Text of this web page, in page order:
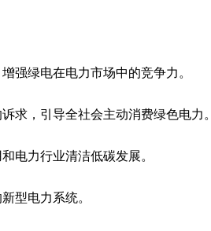
强绿电在电力市场中的竞争力。
求，引导全社会主动消费绿色电力。
电力行业清洁低碳发展。
型电力系统。